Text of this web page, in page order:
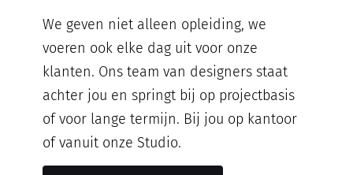
We geven niet alleen opleiding, we
voeren ook elke dag uit voor onze
klanten. Ons team van designers staat
achter jou en springt bij op projectbasis
of voor lange termijn. Bij jou op kantoor
of vanuit onze Studio.